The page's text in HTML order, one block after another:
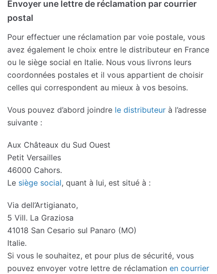
Envoyer une lettre de réclamation par courrier
postal
Pour effectuer une réclamation par voie postale, vous
avez également le choix entre le distributeur en France
ou le siège social en Italie. Nous vous livrons leurs
coordonnées postales et il vous appartient de choisir
celles qui correspondent au mieux à vos besoins.
Vous pouvez d’abord joindre le distributeur à l’adresse
suivante :
Aux Châteaux du Sud Ouest
Petit Versailles
46000 Cahors.
Le siège social, quant à lui, est situé à :
Via dell’Artigianato,
5 Vill. La Graziosa
41018 San Cesario sul Panaro (MO)
Italie.
Si vous le souhaitez, et pour plus de sécurité, vous
pouvez envoyer votre lettre de réclamation en courrier